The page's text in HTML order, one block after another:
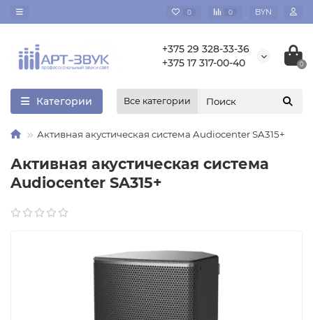
0 0 BYN
+375 29 328-33-36
+375 17 317-00-40
0
Категории Все категории
Активная акустическая система Audiocenter SA315+
Активная акустическая система
Audiocenter SA315+